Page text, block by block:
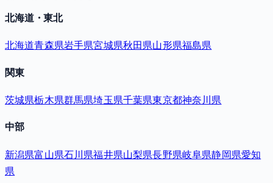
北海道・東北
北海道青森県岩手県宮城県秋田県山形県福島県
関東
茨城県栃木県群馬県埼玉県千葉県東京都神奈川県
中部
新潟県富山県石川県福井県山梨県長野県岐阜県静岡県愛知
県